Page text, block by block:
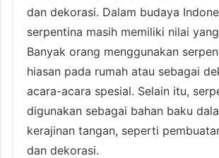
dan dekorasi. Dalam budaya
serpentina masih memiliki nilai
Banyak orang menggunakan
hiasan pada rumah atau sebagai
acara-acara spesial. Selain itu,
digunakan sebagai bahan baku
kerajinan tangan, seperti
dan dekorasi.